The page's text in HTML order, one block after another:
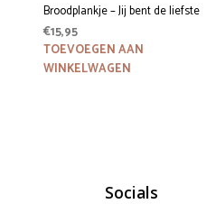
Broodplankje – Jij bent de liefste
€15,95
TOEVOEGEN AAN
WINKELWAGEN
Socials